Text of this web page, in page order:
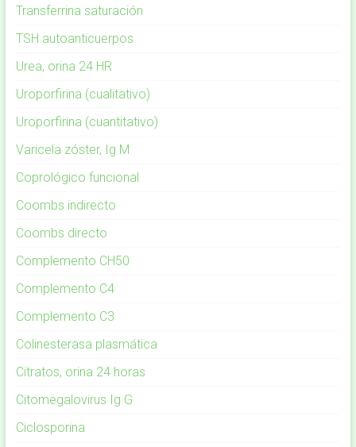
Transferrina saturación
TSH autoanticuerpos
Urea, orina 24 HR
Uroporfirina (cualitativo)
Uroporfirina (cuantitativo)
Varicela zóster, Ig M
Coprológico funcional
Coombs indirecto
Coombs directo
Complemento CH50
Complemento C4
Complemento C3
Colinesterasa plasmática
Citratos, orina 24 horas
Citomegalovirus Ig G
Ciclosporina